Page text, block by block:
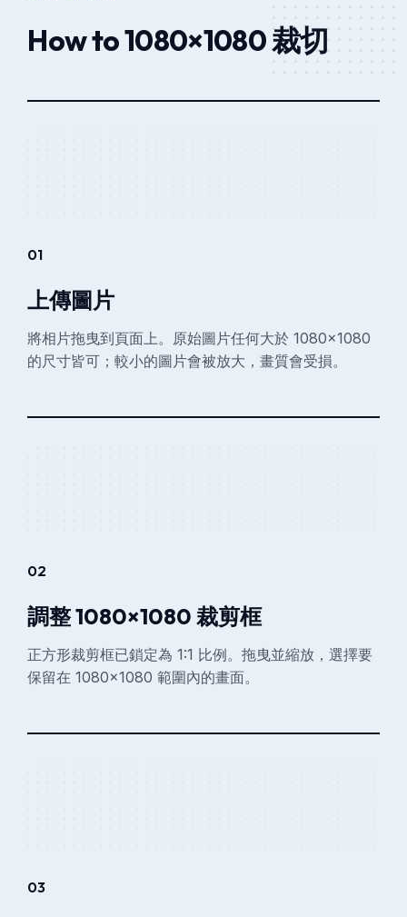
How to 1080×1080 裁切
01
上傳圖片
將相片拖曳到頁面上。原始圖片任何大於 1080×1080
的尺寸皆可；較小的圖片會被放大，畫質會受損。
02
調整 1080×1080 裁剪框
正方形裁剪框已鎖定為 1:1 比例。拖曳並縮放，選擇要
保留在 1080×1080 範圍內的畫面。
03